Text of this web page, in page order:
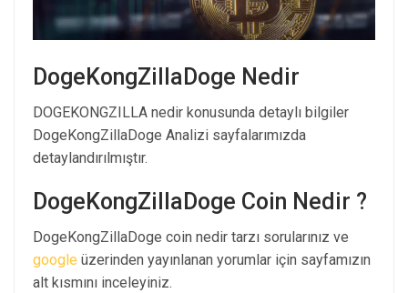
DogeKongZillaDoge Nedir
DOGEKONGZILLA nedir konusunda detaylı bilgiler
DogeKongZillaDoge Analizi sayfalarımızda
detaylandırılmıştır.
DogeKongZillaDoge Coin Nedir ?
DogeKongZillaDoge coin nedir tarzı sorularınız ve
google üzerinden yayınlanan yorumlar için sayfamızın
alt kısmını inceleyiniz.